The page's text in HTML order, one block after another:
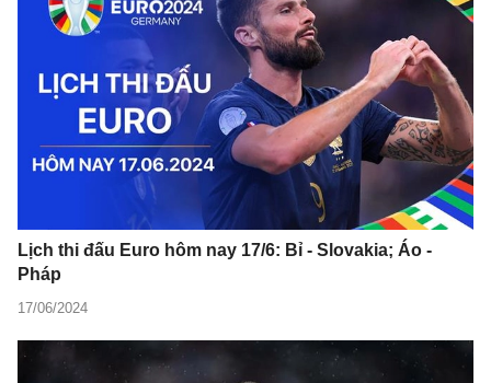
Lịch thi đấu Euro hôm nay 17/6: Bỉ - Slovakia; Áo -
Pháp
17/06/2024